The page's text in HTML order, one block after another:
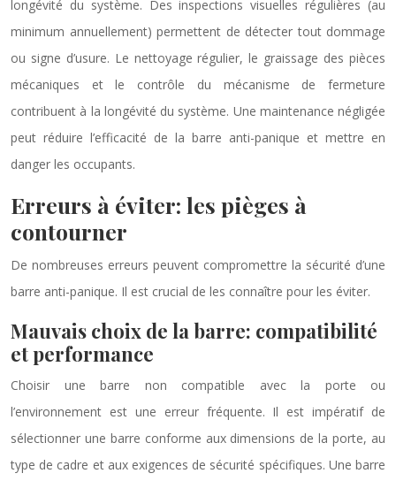
longévité du système. Des inspections visuelles régulières (au
minimum annuellement) permettent de détecter tout dommage
ou signe d’usure. Le nettoyage régulier, le graissage des pièces
mécaniques et le contrôle du mécanisme de fermeture
contribuent à la longévité du système. Une maintenance négligée
peut réduire l’efficacité de la barre anti-panique et mettre en
danger les occupants.
Erreurs à éviter: les pièges à
contourner
De nombreuses erreurs peuvent compromettre la sécurité d’une
barre anti-panique. Il est crucial de les connaître pour les éviter.
Mauvais choix de la barre: compatibilité
et performance
Choisir une barre non compatible avec la porte ou
l’environnement est une erreur fréquente. Il est impératif de
sélectionner une barre conforme aux dimensions de la porte, au
type de cadre et aux exigences de sécurité spécifiques. Une barre